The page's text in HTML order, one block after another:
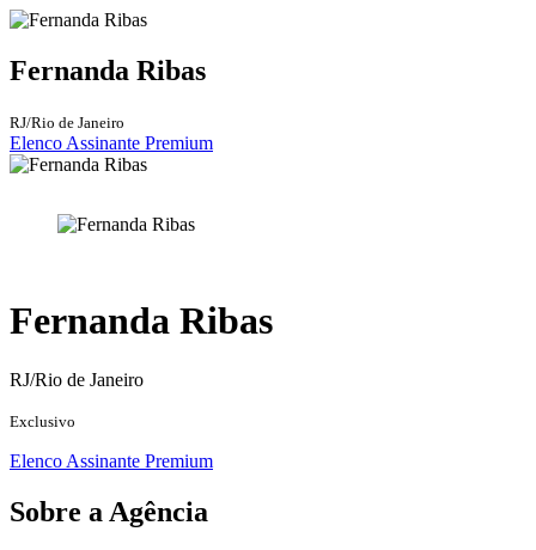
Fernanda Ribas
RJ/Rio de Janeiro
Elenco Assinante Premium
Fernanda Ribas
RJ/Rio de Janeiro
Elenco Assinante Premium
Exclusivo
Sobre a Agência